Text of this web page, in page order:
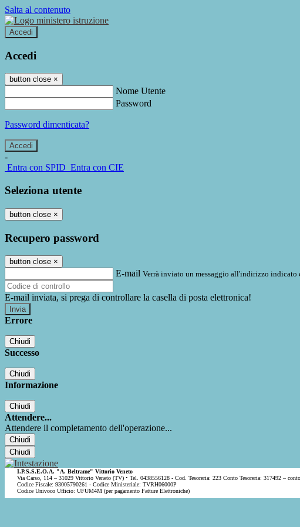
Salta al contenuto
Accedi
Accedi
button close ×
Nome Utente
Password
Password dimenticata?
-
Entra con SPID Entra con CIE
Seleziona utente
button close ×
Recupero password
button close ×
E-mail Verrà inviato un messaggio all'indirizzo indicato
E-mail inviata, si prega di controllare la casella di posta elettronica!
Errore
Chiudi
Successo
Chiudi
Informazione
Chiudi
Attendere...
Attendere il completamento dell'operazione...
Chiudi
Chiudi
I.P.S.S.E.O.A. "A. Beltrame" Vittorio Veneto
Via Carso, 114 – 31029 Vittorio Veneto (TV) • Tel. 0438556128 - Cod. Tesoreria: 223 Conto Tesoreria: 317492 –
Codice Fiscale: 93005790261 - Codice Ministeriale: TVRH06000P
Codice Univoco Ufficio: UFUM4M (per pagamento Fatture Elettroniche)